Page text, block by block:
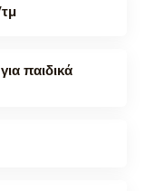
παιδικά